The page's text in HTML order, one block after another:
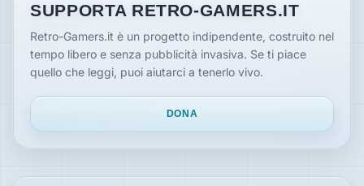
SUPPORTA RETRO-GAMERS.IT
Retro-Gamers.it è un progetto indipendente, costruito nel
tempo libero e senza pubblicità invasiva. Se ti piace
quello che leggi, puoi aiutarci a tenerlo vivo.
DONA